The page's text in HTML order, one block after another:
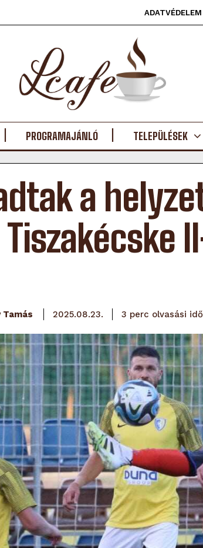
ADATVÉDELEM
PROGRAMAJÁNLÓ TELEPÜLÉSEK
a
2025.08.23. 3 perc olvasási idő